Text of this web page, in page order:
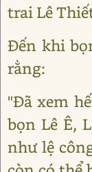
trai Lê
Đến khi
rằng:
"Đã xem
bọn Lê Ê,
như lệ